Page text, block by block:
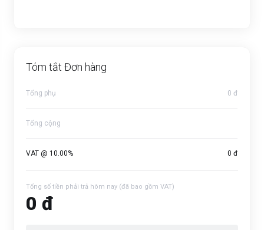
Tóm tắt Đơn hàng
Tổng phụ 0 đ
Tổng cộng
VAT @ 10.00% 0 đ
Tổng số tiền phải trả hôm nay (đã bao gồm VAT)
0 đ